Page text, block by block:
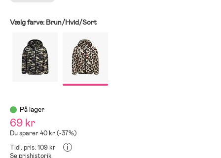
Vælg farve: Brun/Hvid/Sort
På lager
69 kr
Du sparer 40 kr (-37%)
Tidl. pris: 109 kr
i
Se prishistorik